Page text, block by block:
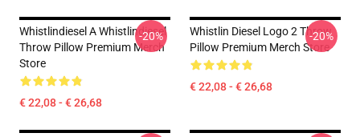
Whistlindiesel A Whistlindiesel
Throw Pillow Premium Merch
Store
€ 22,08 - € 26,68
-20%
Whistlin Diesel Logo 2 Throw
Pillow Premium Merch Store
€ 22,08 - € 26,68
-20%